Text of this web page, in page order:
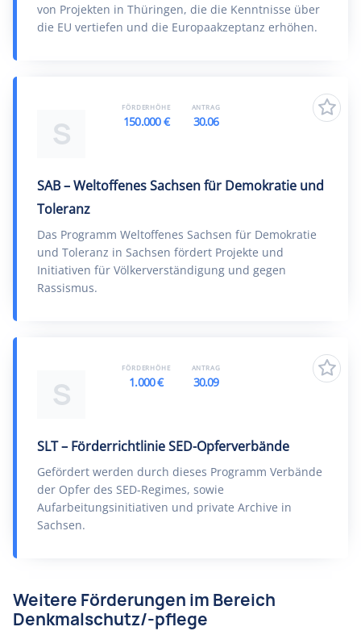
von Projekten in Thüringen, die die Kenntnisse über
die EU vertiefen und die Europaakzeptanz erhöhen.
S
SAB – Weltoffenes Sachsen für Demokratie und
Toleranz
Das Programm Weltoffenes Sachsen für Demokratie
und Toleranz in Sachsen fördert Projekte und
Initiativen für Völkerverständigung und gegen
Rassismus.
FÖRDERHÖHE
150.000 €
ANTRAG
30.06
S
SLT – Förderrichtlinie SED-Opferverbände
Gefördert werden durch dieses Programm Verbände
der Opfer des SED-Regimes, sowie
Aufarbeitungsinitiativen und private Archive in
Sachsen.
FÖRDERHÖHE
1.000 €
ANTRAG
30.09
Weitere Förderungen im Bereich
Denkmalschutz/-pflege